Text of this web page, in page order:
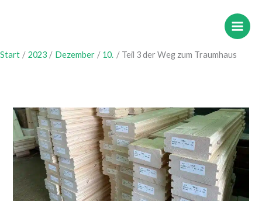
Start 2023 Dezember 10. Teil 3 der Weg zum Traumhaus